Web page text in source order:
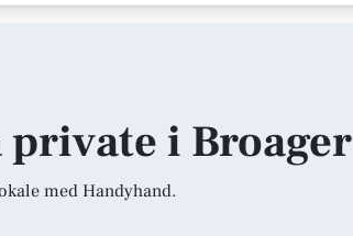
i Broager
med Handyhand.